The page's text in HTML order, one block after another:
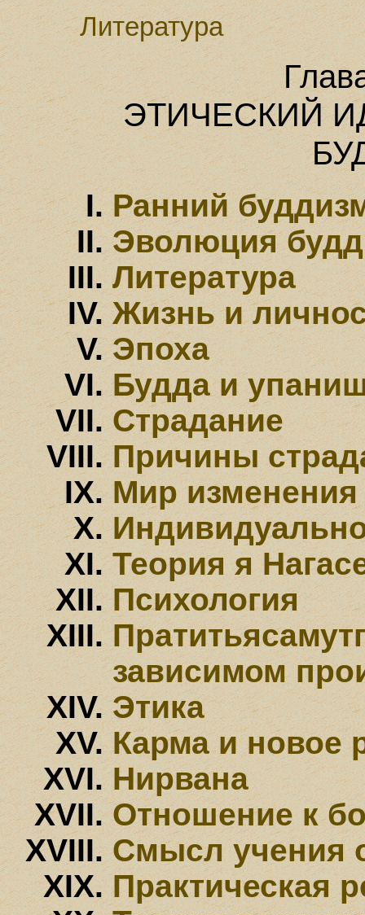
Литература
ЭТИЧЕСКИЙ
Ранний
Эволюция
Литература
Жизнь и
Эпоха
Будда и
Страдание
Причины
Мир изменения
Теория я
Психология
зависимом
Этика
Карма и новое
Нирвана
Отношение к
Смысл учения
Практическая